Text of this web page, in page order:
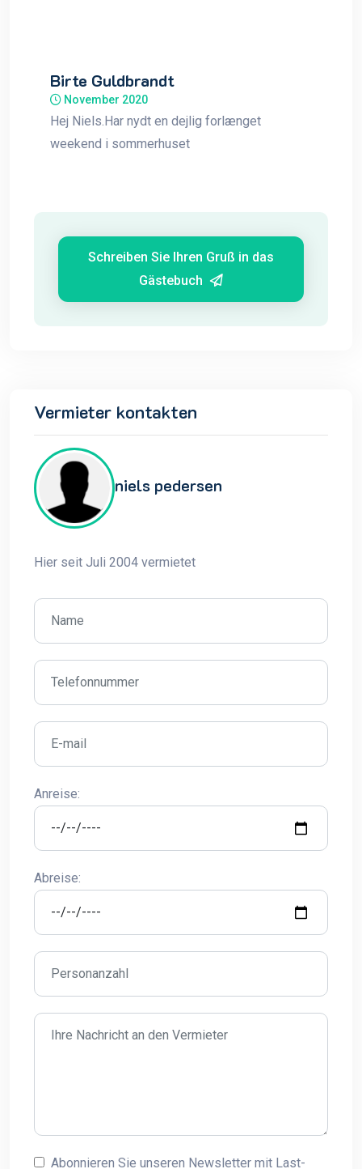
Birte Guldbrandt
November 2020
Hej Niels.Har nydt en dejlig forlænget
weekend i sommerhuset
Schreiben Sie Ihren Gruß in das
Gästebuch
Vermieter kontakten
niels pedersen
Hier seit Juli 2004 vermietet
Anreise:
Abreise:
Abonnieren Sie unseren Newsletter mit Last-